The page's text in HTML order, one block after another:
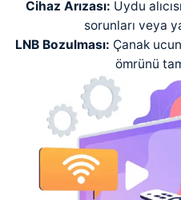
Cihaz Arızası: Uydu
sorunları veya
LNB Bozulması: Çanak
ömrünü